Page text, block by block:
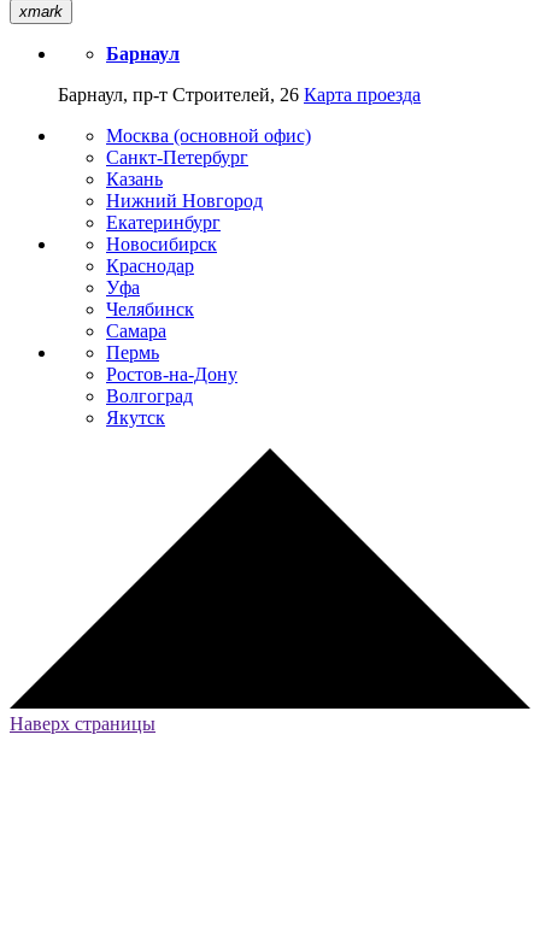
xmark
Барнаул
Барнаул, пр-т Строителей, 26 Карта проезда
Москва (основной офис)
Санкт-Петербург
Казань
Нижний Новгород
Екатеринбург
Новосибирск
Краснодар
Уфа
Челябинск
Самара
Пермь
Ростов-на-Дону
Волгоград
Якутск
Наверх страницы